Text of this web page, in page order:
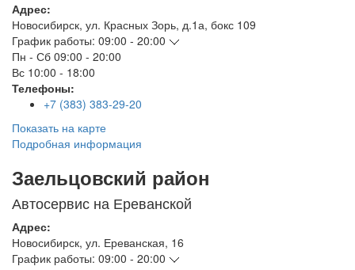
Адрес:
Новосибирск, ул. Красных Зорь, д.1а, бокс 109
График работы: 09:00 - 20:00
Пн - Сб 09:00 - 20:00
Вс 10:00 - 18:00
Телефоны:
+7 (383) 383-29-20
Показать на карте
Подробная информация
Заельцовский район
Автосервис на Ереванской
Адрес:
Новосибирск, ул. Ереванская, 16
График работы: 09:00 - 20:00